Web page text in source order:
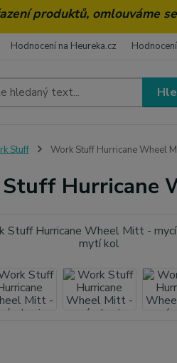
produktů, omlouváme
Hodnocení na Heureka.cz
Stuff Work Stuff Hurricane Wheel
Hurricane